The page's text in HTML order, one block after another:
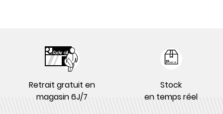
Retrait gratuit en
magasin 6J/7
Stock
en temps réel